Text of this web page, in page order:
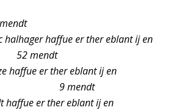
halhager haffue er ther eblant ij en
mendt
haffue er ther eblant ij en
9 mendt
haffue er ther eblant ij en